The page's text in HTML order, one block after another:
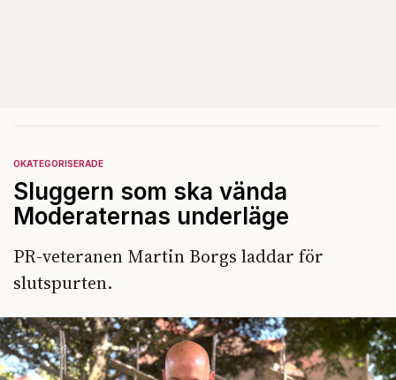
OKATEGORISERADE
Sluggern som ska vända
Moderaternas underläge
PR-veteranen Martin Borgs laddar för
slutspurten.